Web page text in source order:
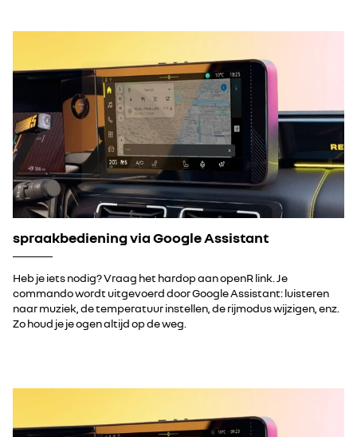
spraakbediening via Google Assistant
Heb je iets nodig? Vraag het hardop aan openR link. Je
commando wordt uitgevoerd door Google Assistant: luisteren
naar muziek, de temperatuur instellen, de rijmodus wijzigen, enz.
Zo houd je je ogen altijd op de weg.